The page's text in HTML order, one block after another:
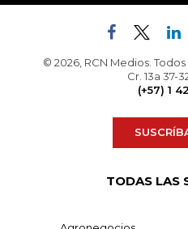
© 2026, RCN Medios.
Cr. 13a 37-
(+57) 1
TODAS LAS